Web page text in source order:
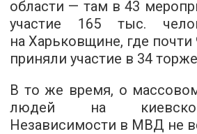
области — там в 43
участие 165 тыс.
на Харьковщине, где
приняли участие в 34
В то же время, о
людей на
Независимости в МВД не